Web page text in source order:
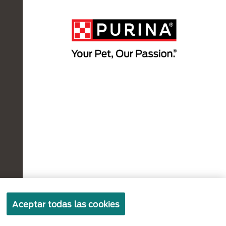
Políticas sobre
cookies
Términos de
privacidad
Aceptar todas las cookies